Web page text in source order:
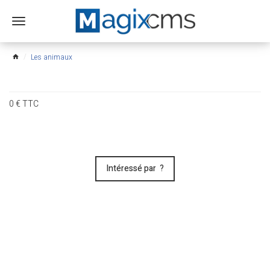
Ouvrir
menu
home Les animaux
0€TTC
Intéressé par ?